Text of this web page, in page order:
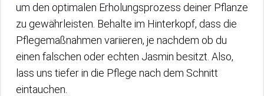
um den optimalen Erholungsprozess deiner Pflanze
zu gewährleisten. Behalte im Hinterkopf, dass die
Pflegemaßnahmen variieren, je nachdem ob du
einen falschen oder echten Jasmin besitzt. Also,
lass uns tiefer in die Pflege nach dem Schnitt
eintauchen.